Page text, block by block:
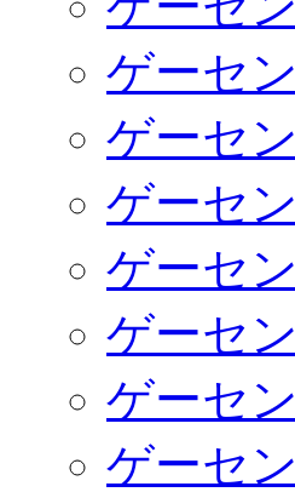
ゲーセ
ゲーセ
ゲーセ
ゲーセ
ゲーセ
ゲーセ
ゲーセ